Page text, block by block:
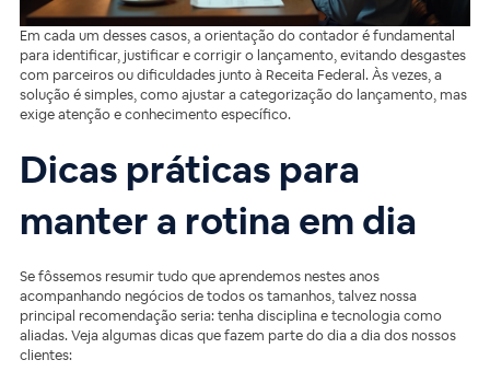
Em cada um desses casos, a orientação do contador é fundamental
para identificar, justificar e corrigir o lançamento, evitando desgastes
com parceiros ou dificuldades junto à Receita Federal. Às vezes, a
solução é simples, como ajustar a categorização do lançamento, mas
exige atenção e conhecimento específico.
Dicas práticas para
manter a rotina em dia
Se fôssemos resumir tudo que aprendemos nestes anos
acompanhando negócios de todos os tamanhos, talvez nossa
principal recomendação seria: tenha disciplina e tecnologia como
aliadas. Veja algumas dicas que fazem parte do dia a dia dos nossos
clientes: